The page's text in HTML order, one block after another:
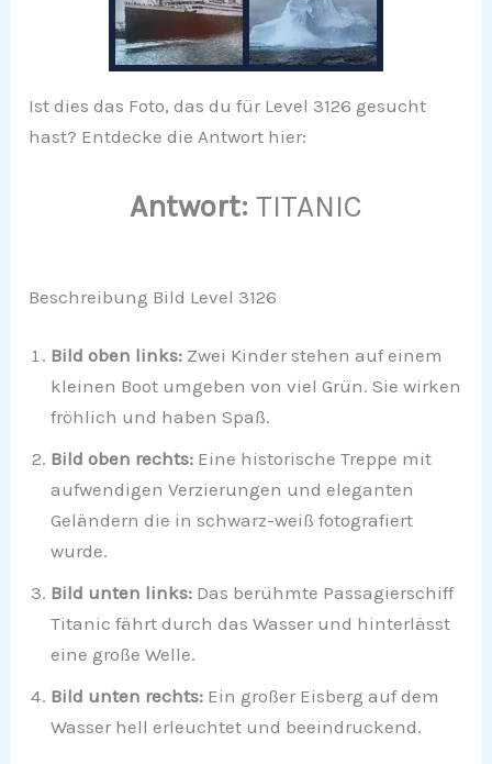
Ist dies das Foto, das du für Level 3126 gesucht
hast? Entdecke die Antwort hier:
Antwort: TITANIC
Beschreibung Bild Level 3126
Bild oben links: Zwei Kinder stehen auf einem
kleinen Boot umgeben von viel Grün. Sie wirken
fröhlich und haben Spaß.
Bild oben rechts: Eine historische Treppe mit
aufwendigen Verzierungen und eleganten
Geländern die in schwarz-weiß fotografiert
wurde.
Bild unten links: Das berühmte Passagierschiff
Titanic fährt durch das Wasser und hinterlässt
eine große Welle.
Bild unten rechts: Ein großer Eisberg auf dem
Wasser hell erleuchtet und beeindruckend.